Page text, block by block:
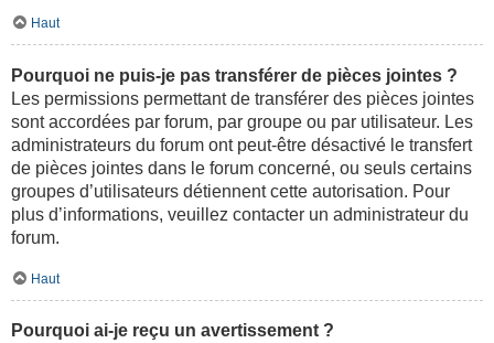
Haut
Pourquoi ne puis-je pas transférer de pièces jointes ?
Les permissions permettant de transférer des pièces jointes
sont accordées par forum, par groupe ou par utilisateur. Les
administrateurs du forum ont peut-être désactivé le transfert
de pièces jointes dans le forum concerné, ou seuls certains
groupes d’utilisateurs détiennent cette autorisation. Pour
plus d’informations, veuillez contacter un administrateur du
forum.
Haut
Pourquoi ai-je reçu un avertissement ?